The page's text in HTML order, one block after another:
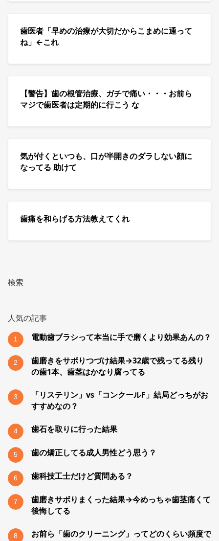
歯医者「早めの治療が大切だからこまめに通って
ね」←これ
【警告】歯の根管治療、ガチで痛い・・・お前ら
マジで歯医者は定期的に行こう な
気が付くといつも、口が半開きのダラしない顔に
なってる 助けて
歯痛を和らげる方法教えてくれ
検索
人気の記事
1 電動歯ブラシって本当に手で磨くより効果あんの？
2
歯磨きをサボりつづけ結果→32歳で残ってる残り
の歯1本、歯茎はかなり腐ってる
3
「リステリン」vs「コンクールF」結局どっちがお
すすめなの？
4 歯石を取りに行った結果
5 歯の矯正してる成人男性どう思う？
6 歯科技工士だけど質問ある？
7
歯磨きサボりまくった結果→今めっちゃ歯茎痛くて
後悔してる
8
お前ら「歯のクリーニング」ってどのくらい頻度で